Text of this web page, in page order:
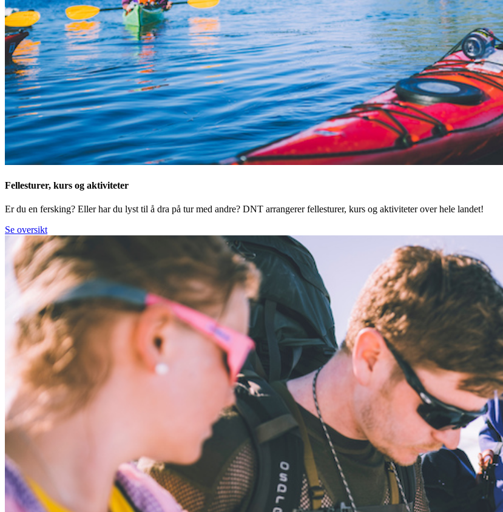
Fellesturer, kurs og aktiviteter
Er du en fersking? Eller har du lyst til å dra på tur med andre? DNT arrangerer fellesturer, kurs og aktiviteter over hele landet!
Se oversikt